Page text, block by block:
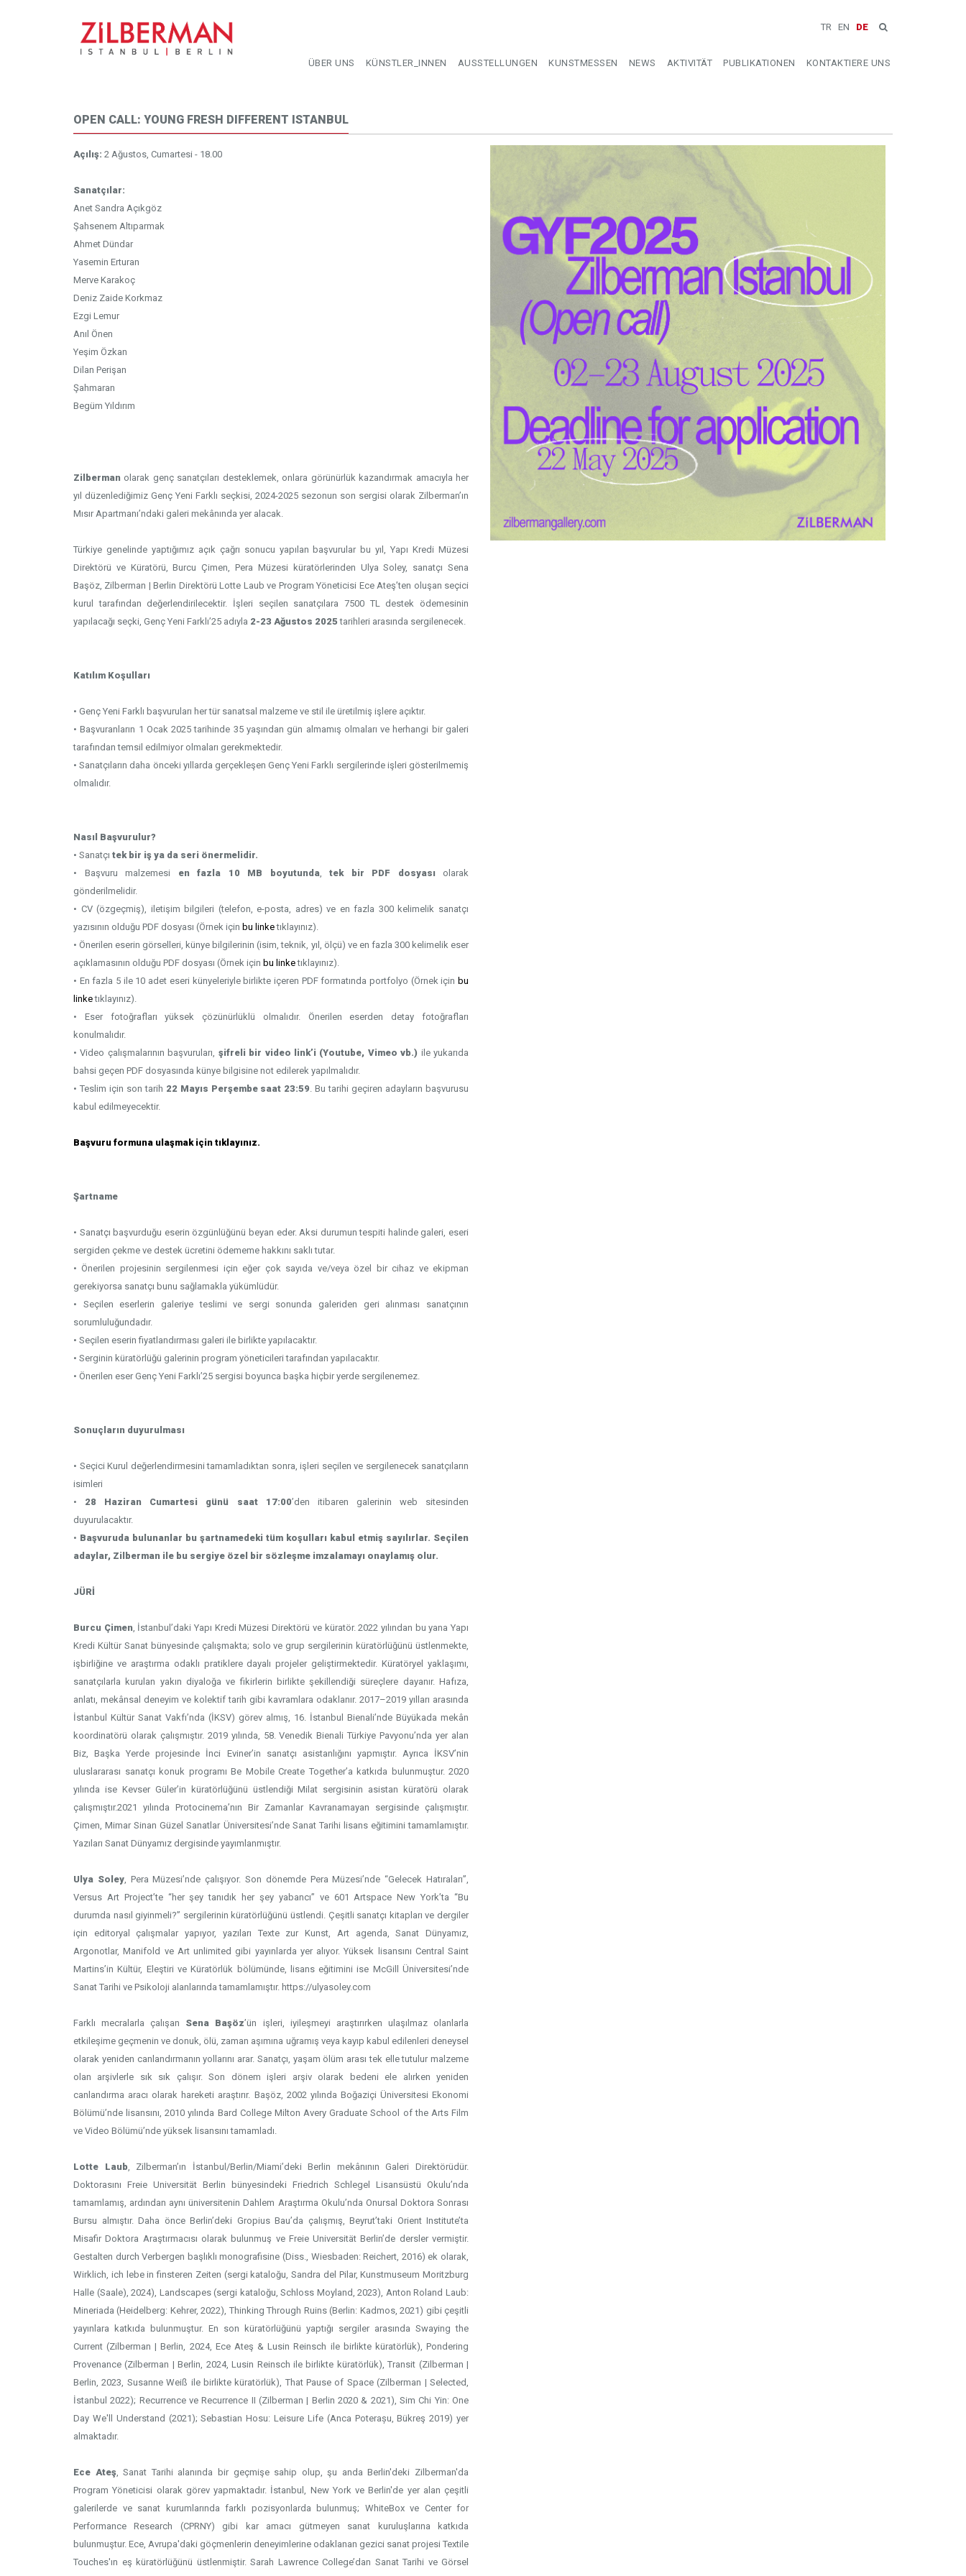
TR EN DE
ÜBER UNS KÜNSTLER_INNEN AUSSTELLUNGEN KUNSTMESSEN NEWS AKTIVITÄT PUBLIKATIONEN KONTAKTIERE UNS
OPEN CALL: YOUNG FRESH DIFFERENT ISTANBUL
Açılış: 2 Ağustos, Cumartesi - 18.00
Sanatçılar:
Anet Sandra Açıkgöz
Şahsenem Altıparmak
Ahmet Dündar
Yasemin Erturan
Merve Karakoç
Deniz Zaide Korkmaz
Ezgi Lemur
Anıl Önen
Yeşim Özkan
Dilan Perişan
Şahmaran
Begüm Yıldırım
Zilberman olarak genç sanatçıları desteklemek, onlara görünürlük kazandırmak amacıyla her
yıl düzenlediğimiz Genç Yeni Farklı seçkisi, 2024-2025 sezonun son sergisi olarak Zilberman’ın
Mısır Apartmanı’ndaki galeri mekânında yer alacak.
Türkiye genelinde yaptığımız açık çağrı sonucu yapılan başvurular bu yıl, Yapı Kredi Müzesi
Direktörü ve Küratörü, Burcu Çimen, Pera Müzesi küratörlerinden Ulya Soley, sanatçı Sena
Başöz, Zilberman | Berlin Direktörü Lotte Laub ve Program Yöneticisi Ece Ateş’ten oluşan seçici
kurul tarafından değerlendirilecektir. İşleri seçilen sanatçılara 7500 TL destek ödemesinin
yapılacağı seçki, Genç Yeni Farklı’25 adıyla 2-23 Ağustos 2025 tarihleri arasında sergilenecek.
Katılım Koşulları
• Genç Yeni Farklı başvuruları her tür sanatsal malzeme ve stil ile üretilmiş işlere açıktır.
• Başvuranların 1 Ocak 2025 tarihinde 35 yaşından gün almamış olmaları ve herhangi bir galeri
tarafından temsil edilmiyor olmaları gerekmektedir.
• Sanatçıların daha önceki yıllarda gerçekleşen Genç Yeni Farklı sergilerinde işleri gösterilmemiş
olmalıdır.
Nasıl Başvurulur?
• Sanatçı tek bir iş ya da seri önermelidir.
• Başvuru malzemesi en fazla 10 MB boyutunda, tek bir PDF dosyası olarak
gönderilmelidir.
• CV (özgeçmiş), iletişim bilgileri (telefon, e-posta, adres) ve en fazla 300 kelimelik sanatçı
yazısının olduğu PDF dosyası (Örnek için bu linketıklayınız).
• Önerilen eserin görselleri, künye bilgilerinin (isim, teknik, yıl, ölçü) ve en fazla 300 kelimelik eser
açıklamasının olduğu PDF dosyası (Örnek için bu linketıklayınız).
• En fazla 5 ile 10 adet eseri künyeleriyle birlikte içeren PDF formatında portfolyo (Örnek için bu
linketıklayınız).
• Eser fotoğrafları yüksek çözünürlüklü olmalıdır. Önerilen eserden detay fotoğrafları
konulmalıdır.
• Video çalışmalarının başvuruları, şifreli bir video link’i (Youtube, Vimeo vb.) ile yukarıda
bahsi geçen PDF dosyasında künye bilgisine not edilerek yapılmalıdır.
• Teslim için son tarih 22 Mayıs Perşembe saat 23:59. Bu tarihi geçiren adayların başvurusu
kabul edilmeyecektir.
Başvuru formuna ulaşmak için tıklayınız.
Şartname
• Sanatçı başvurduğu eserin özgünlüğünü beyan eder. Aksi durumun tespiti halinde galeri, eseri
sergiden çekme ve destek ücretini ödememe hakkını saklı tutar.
• Önerilen projesinin sergilenmesi için eğer çok sayıda ve/veya özel bir cihaz ve ekipman
gerekiyorsa sanatçı bunu sağlamakla yükümlüdür.
• Seçilen eserlerin galeriye teslimi ve sergi sonunda galeriden geri alınması sanatçının
sorumluluğundadır.
• Seçilen eserin fiyatlandırması galeri ile birlikte yapılacaktır.
• Serginin küratörlüğü galerinin program yöneticileri tarafından yapılacaktır.
• Önerilen eser Genç Yeni Farklı’25 sergisi boyunca başka hiçbir yerde sergilenemez.
Sonuçların duyurulması
• Seçici Kurul değerlendirmesini tamamladıktan sonra, işleri seçilen ve sergilenecek sanatçıların
isimleri
• 28 Haziran Cumartesi günü saat 17:00’den itibaren galerinin web sitesinden
duyurulacaktır.
• Başvuruda bulunanlar bu şartnamedeki tüm koşulları kabul etmiş sayılırlar. Seçilen
adaylar, Zilberman ile bu sergiye özel bir sözleşme imzalamayı onaylamış olur.
JÜRİ
Burcu Çimen, İstanbul’daki Yapı Kredi Müzesi Direktörü ve küratör. 2022 yılından bu yana Yapı
Kredi Kültür Sanat bünyesinde çalışmakta; solo ve grup sergilerinin küratörlüğünü üstlenmekte,
işbirliğine ve araştırma odaklı pratiklere dayalı projeler geliştirmektedir. Küratöryel yaklaşımı,
sanatçılarla kurulan yakın diyaloğa ve fikirlerin birlikte şekillendiği süreçlere dayanır. Hafıza,
anlatı, mekânsal deneyim ve kolektif tarih gibi kavramlara odaklanır. 2017–2019 yılları arasında
İstanbul Kültür Sanat Vakfı’nda (İKSV) görev almış, 16. İstanbul Bienali’nde Büyükada mekân
koordinatörü olarak çalışmıştır. 2019 yılında, 58. Venedik Bienali Türkiye Pavyonu’nda yer alan
Biz, Başka Yerde projesinde İnci Eviner’in sanatçı asistanlığını yapmıştır. Ayrıca İKSV’nin
uluslararası sanatçı konuk programı Be Mobile Create Together’a katkıda bulunmuştur. 2020
yılında ise Kevser Güler’in küratörlüğünü üstlendiği Milat sergisinin asistan küratörü olarak
çalışmıştır.2021 yılında Protocinema’nın Bir Zamanlar Kavranamayan sergisinde çalışmıştır.
Çimen, Mimar Sinan Güzel Sanatlar Üniversitesi’nde Sanat Tarihi lisans eğitimini tamamlamıştır.
Yazıları Sanat Dünyamız dergisinde yayımlanmıştır.
Ulya Soley, Pera Müzesi’nde çalışıyor. Son dönemde Pera Müzesi’nde “Gelecek Hatıraları”,
Versus Art Project’te “her şey tanıdık her şey yabancı” ve 601 Artspace New York’ta “Bu
durumda nasıl giyinmeli?” sergilerinin küratörlüğünü üstlendi. Çeşitli sanatçı kitapları ve dergiler
için editoryal çalışmalar yapıyor, yazıları Texte zur Kunst, Art agenda, Sanat Dünyamız,
Argonotlar, Manifold ve Art unlimited gibi yayınlarda yer alıyor. Yüksek lisansını Central Saint
Martins’in Kültür, Eleştiri ve Küratörlük bölümünde, lisans eğitimini ise McGill Üniversitesi’nde
Sanat Tarihi ve Psikoloji alanlarında tamamlamıştır. https://ulyasoley.com
Farklı mecralarla çalışan Sena Başöz’ün işleri, iyileşmeyi araştırırken ulaşılmaz olanlarla
etkileşime geçmenin ve donuk, ölü, zaman aşımına uğramış veya kayıp kabul edilenleri deneysel
olarak yeniden canlandırmanın yollarını arar. Sanatçı, yaşam ölüm arası tek elle tutulur malzeme
olan arşivlerle sık sık çalışır. Son dönem işleri arşiv olarak bedeni ele alırken yeniden
canlandırma aracı olarak hareketi araştırır. Başöz, 2002 yılında Boğaziçi Üniversitesi Ekonomi
Bölümü’nde lisansını, 2010 yılında Bard College Milton Avery Graduate School of the Arts Film
ve Video Bölümü’nde yüksek lisansını tamamladı.
Lotte Laub, Zilberman’ın İstanbul/Berlin/Miami’deki Berlin mekânının Galeri Direktörüdür.
Doktorasını Freie Universität Berlin bünyesindeki Friedrich Schlegel Lisansüstü Okulu’nda
tamamlamış, ardından aynı üniversitenin Dahlem Araştırma Okulu’nda Onursal Doktora Sonrası
Bursu almıştır. Daha önce Berlin’deki Gropius Bau’da çalışmış, Beyrut’taki Orient Institute’ta
Misafir Doktora Araştırmacısı olarak bulunmuş ve Freie Universität Berlin’de dersler vermiştir.
Gestalten durch Verbergen başlıklı monografisine (Diss., Wiesbaden: Reichert, 2016) ek olarak,
Wirklich, ich lebe in finsteren Zeiten (sergi kataloğu, Sandra del Pilar, Kunstmuseum Moritzburg
Halle (Saale), 2024), Landscapes (sergi kataloğu, Schloss Moyland, 2023), Anton Roland Laub:
Mineriada (Heidelberg: Kehrer, 2022), Thinking Through Ruins (Berlin: Kadmos, 2021) gibi çeşitli
yayınlara katkıda bulunmuştur. En son küratörlüğünü yaptığı sergiler arasında Swaying the
Current (Zilberman | Berlin, 2024, Ece Ateş & Lusin Reinsch ile birlikte küratörlük), Pondering
Provenance (Zilberman | Berlin, 2024, Lusin Reinsch ile birlikte küratörlük), Transit (Zilberman |
Berlin, 2023, Susanne Weiß ile birlikte küratörlük), That Pause of Space (Zilberman | Selected,
İstanbul 2022); Recurrence ve Recurrence II (Zilberman | Berlin 2020 & 2021), Sim Chi Yin: One
Day We'll Understand (2021); Sebastian Hosu: Leisure Life (Anca Poterașu, Bükreş 2019) yer
almaktadır.
Ece Ateş, Sanat Tarihi alanında bir geçmişe sahip olup, şu anda Berlin'deki Zilberman'da
Program Yöneticisi olarak görev yapmaktadır. İstanbul, New York ve Berlin'de yer alan çeşitli
galerilerde ve sanat kurumlarında farklı pozisyonlarda bulunmuş; WhiteBox ve Center for
Performance Research (CPRNY) gibi kar amacı gütmeyen sanat kuruluşlarına katkıda
bulunmuştur. Ece, Avrupa'daki göçmenlerin deneyimlerine odaklanan gezici sanat projesi Textile
Touches'ın eş küratörlüğünü üstlenmiştir. Sarah Lawrence College’dan Sanat Tarihi ve Görsel